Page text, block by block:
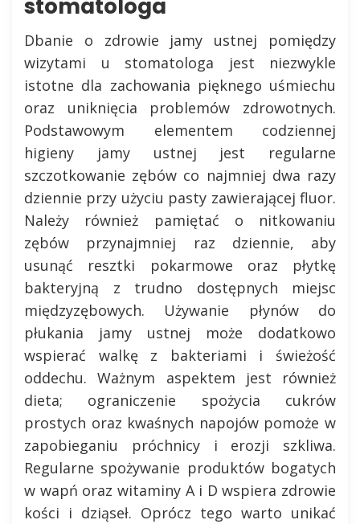
stomatologa
Dbanie o zdrowie jamy ustnej pomiędzy
wizytami u stomatologa jest niezwykle
istotne dla zachowania pięknego uśmiechu
oraz uniknięcia problemów zdrowotnych.
Podstawowym elementem codziennej
higieny jamy ustnej jest regularne
szczotkowanie zębów co najmniej dwa razy
dziennie przy użyciu pasty zawierającej fluor.
Należy również pamiętać o nitkowaniu
zębów przynajmniej raz dziennie, aby
usunąć resztki pokarmowe oraz płytkę
bakteryjną z trudno dostępnych miejsc
międzyzębowych. Używanie płynów do
płukania jamy ustnej może dodatkowo
wspierać walkę z bakteriami i świeżość
oddechu. Ważnym aspektem jest również
dieta; ograniczenie spożycia cukrów
prostych oraz kwaśnych napojów pomoże w
zapobieganiu próchnicy i erozji szkliwa.
Regularne spożywanie produktów bogatych
w wapń oraz witaminy A i D wspiera zdrowie
kości i dziąseł. Oprócz tego warto unikać